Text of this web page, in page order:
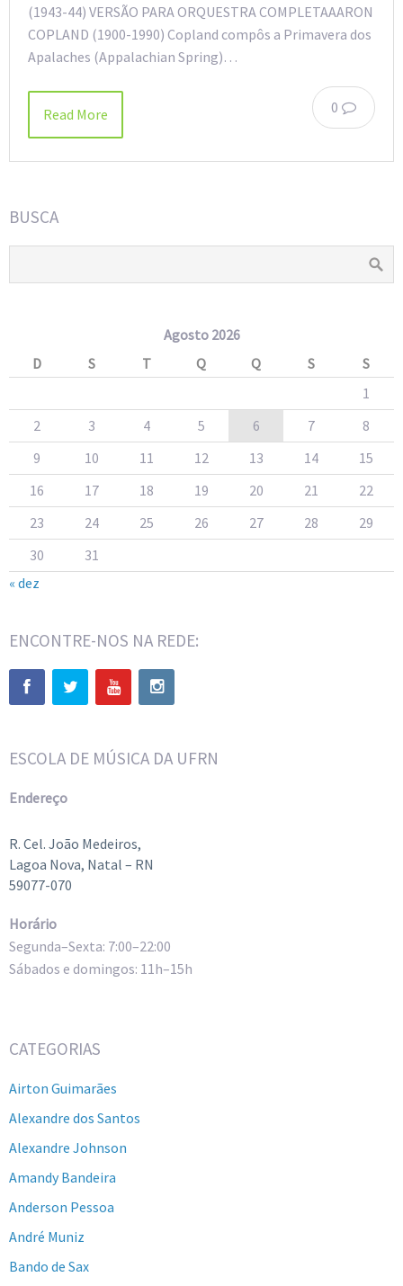
(1943-44) VERSÃO PARA ORQUESTRA COMPLETAAARON
COPLAND (1900-1990) Copland compôs a Primavera dos
Apalaches (Appalachian Spring)…
0
Read More
BUSCA
Agosto 2026
D
S T Q Q S
S
1
2
3 4 5 6 7
8
9
10 11 12 13 14
15
16
17 18 19 20 21
22
23
24 25 26 27 28
29
30
31
« dez
ENCONTRE-NOS NA REDE:
ESCOLA DE MÚSICA DA UFRN
Endereço
R. Cel. João Medeiros,
Lagoa Nova, Natal – RN
59077-070
Horário
Segunda–Sexta: 7:00–22:00
Sábados e domingos: 11h–15h
CATEGORIAS
Airton Guimarães
Alexandre dos Santos
Alexandre Johnson
Amandy Bandeira
Anderson Pessoa
André Muniz
Bando de Sax